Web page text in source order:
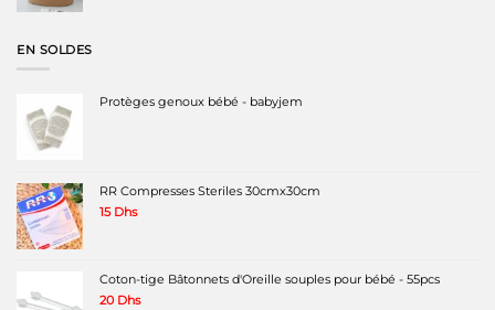
EN SOLDES
Protèges genoux bébé - babyjem
RR Compresses Steriles 30cmx30cm
15 Dhs
Coton-tige Bâtonnets d'Oreille souples pour bébé - 55pcs
20 Dhs